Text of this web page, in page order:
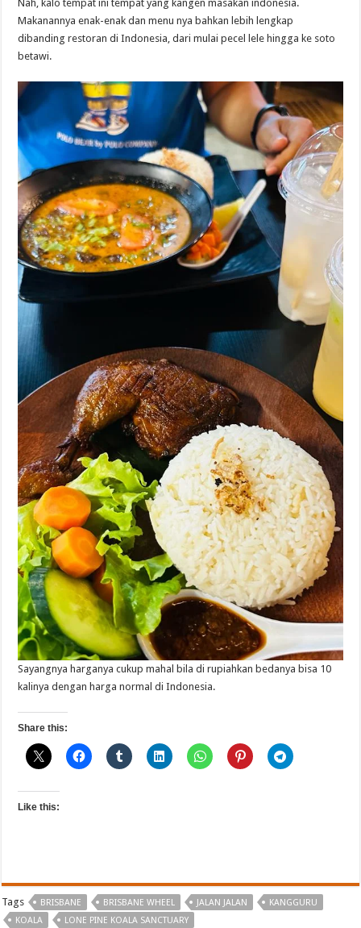
Nah, kalo tempat ini tempat yang kangen masakan indonesia.
Makanannya enak-enak dan menu nya bahkan lebih lengkap
dibanding restoran di Indonesia, dari mulai pecel lele hingga ke soto
betawi.
Sayangnya harganya cukup mahal bila di rupiahkan bedanya bisa 10
kalinya dengan harga normal di Indonesia.
Share this:
Like this:
Tags BRISBANE BRISBANE WHEEL JALAN JALAN
KANGGURU
KOALA
LONE PINE KOALA SANCTUARY